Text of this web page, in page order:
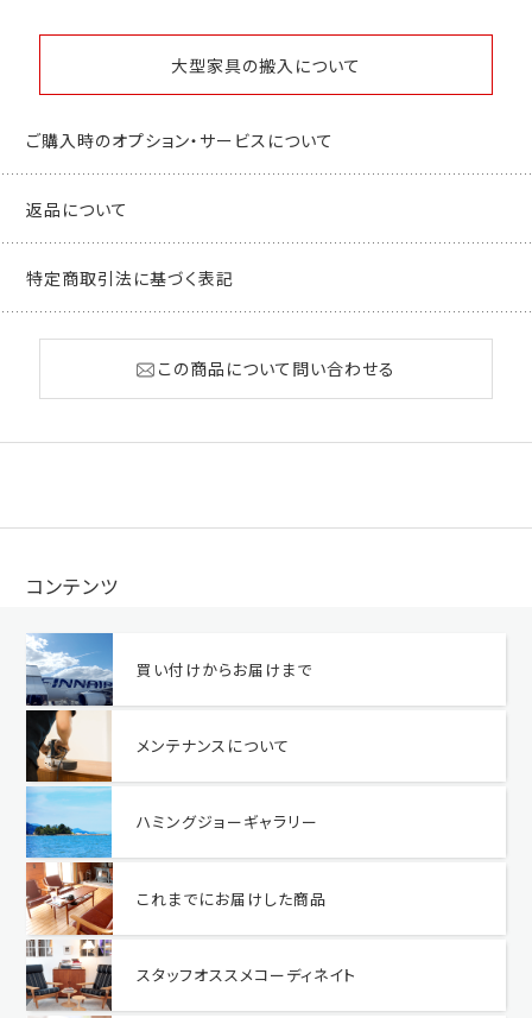
大型家具の搬入について
ご購入時のオプション・サービスについて
返品について
特定商取引法に基づく表記
この商品について問い合わせる
コンテンツ
買い付けからお届けまで
メンテナンスについて
ハミングジョーギャラリー
これまでにお届けした商品
スタッフオススメコーディネイト